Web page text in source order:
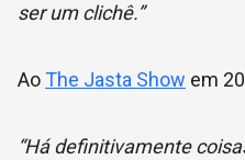
ser um clichê.”
AoThe Jasta Show em
“Há definitivamente